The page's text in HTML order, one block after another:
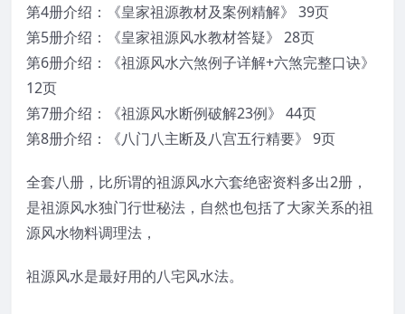
第4册介绍：《皇家祖源教材及案例精解》 39页
第5册介绍：《皇家祖源风水教材答疑》 28页
第6册介绍：《祖源风水六煞例子详解+六煞完整口诀》
12页
第7册介绍：《祖源风水断例破解23例》 44页
第8册介绍：《八门八主断及八宫五行精要》 9页
全套八册，比所谓的祖源风水六套绝密资料多出2册，
是祖源风水独门行世秘法，自然也包括了大家关系的祖
源风水物料调理法，
祖源风水是最好用的八宅风水法。